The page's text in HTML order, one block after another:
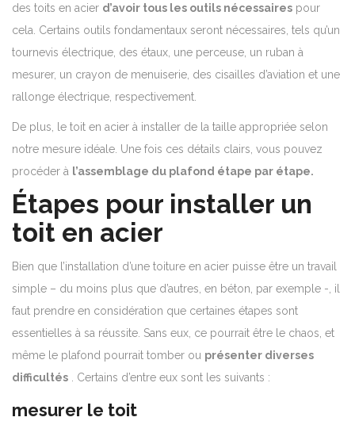
des toits en acier d’avoir tous les outils nécessaires pour
cela. Certains outils fondamentaux seront nécessaires, tels qu’un
tournevis électrique, des étaux, une perceuse, un ruban à
mesurer, un crayon de menuiserie, des cisailles d’aviation et une
rallonge électrique, respectivement.
De plus, le toit en acier à installer de la taille appropriée selon
notre mesure idéale. Une fois ces détails clairs, vous pouvez
procéder à l’assemblage du plafond étape par étape.
Étapes pour installer un
toit en acier
Bien que l’installation d’une toiture en acier puisse être un travail
simple – du moins plus que d’autres, en béton, par exemple -, il
faut prendre en considération que certaines étapes sont
essentielles à sa réussite. Sans eux, ce pourrait être le chaos, et
même le plafond pourrait tomber ou présenter diverses
difficultés . Certains d’entre eux sont les suivants :
mesurer le toit